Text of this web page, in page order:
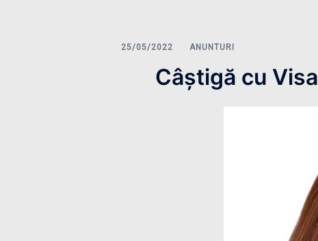
ANUNTURI
Câștigă cu Visa